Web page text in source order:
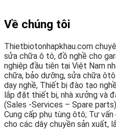
Về chúng tôi
Thietbiotonhapkhau.com
sửa chữa ô tô, đồ nghề cho
nghiệp đầu tiên tại Việt Nam
chữa, bảo dưỡng, sửa chữa
dạy nghề, Thiết bị đào tạo
lắp đặt thiết bị, nhà xưởng và
(Sales -Services – Spare
Cung cấp phụ tùng ôtô; Tư
cho các dây chuyền sản xuất,